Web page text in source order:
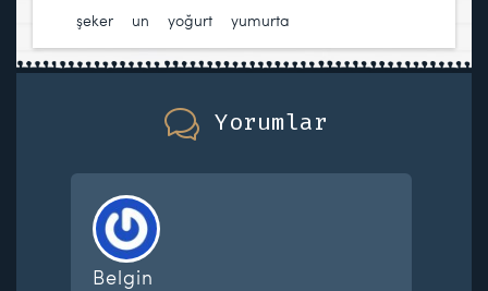
şeker
un yoğurt yumurta
Yorumlar
Belgin